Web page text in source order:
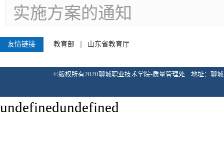
实施方案的通知
友情链接 教育部 山东省教育厅
©版权所有2020聊城职业技术学院-质量管理处 地址：聊城市花
undefinedundefined